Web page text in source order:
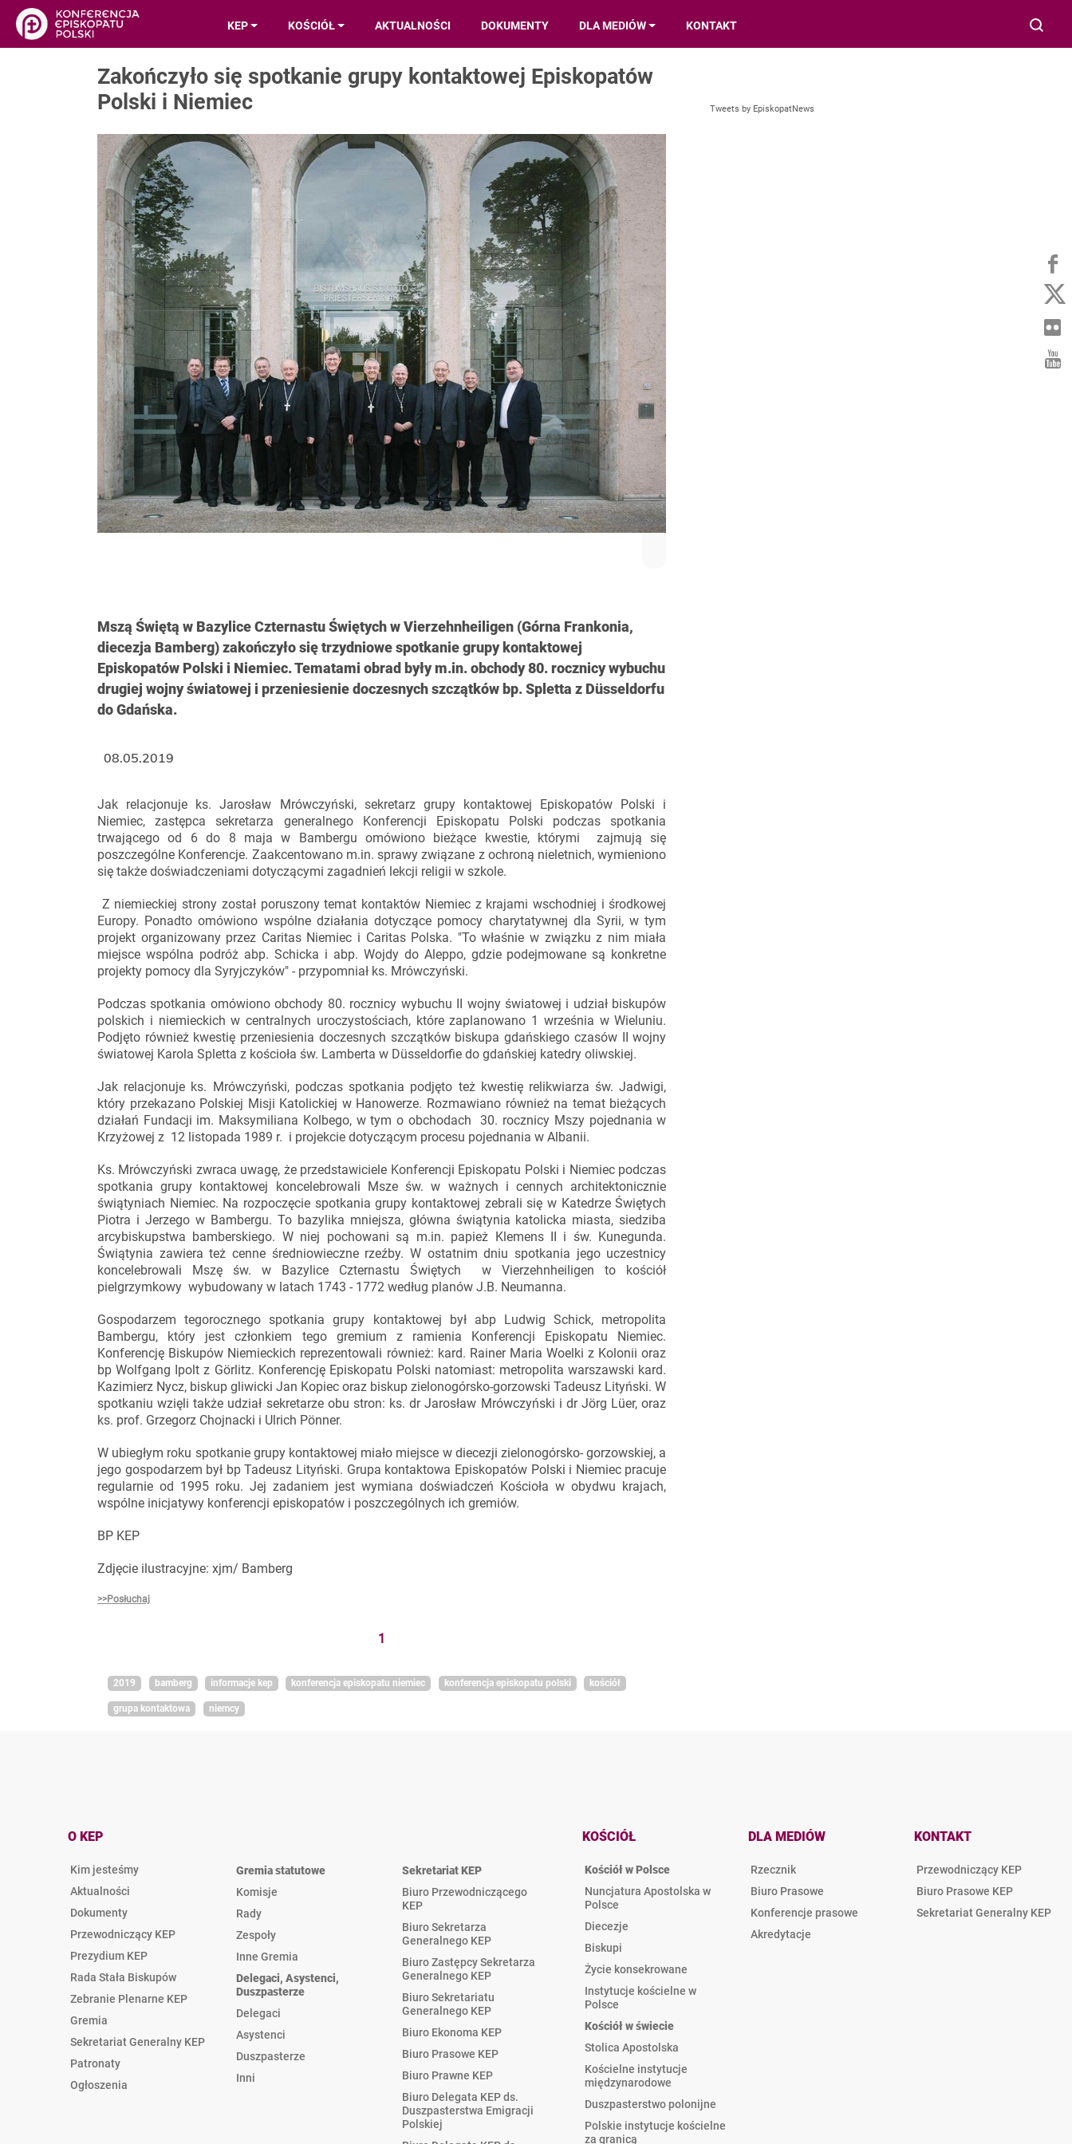
KEP KOŚCIÓŁ AKTUALNOŚCI DOKUMENTY DLA MEDIÓW KONTAKT
Zakończyło się spotkanie grupy kontaktowej Episkopatów
Polski i Niemiec
Mszą Świętą w Bazylice Czternastu Świętych w Vierzehnheiligen (Górna Frankonia,
diecezja Bamberg) zakończyło się trzydniowe spotkanie grupy kontaktowej
Episkopatów Polski i Niemiec. Tematami obrad były m.in. obchody 80. rocznicy wybuchu
drugiej wojny światowej i przeniesienie doczesnych szczątków bp. Spletta z Düsseldorfu
do Gdańska.
Jak relacjonuje ks. Jarosław Mrówczyński, sekretarz grupy kontaktowej Episkopatów Polski i
Niemiec, zastępca sekretarza generalnego Konferencji Episkopatu Polski podczas spotkania
trwającego od 6 do 8 maja w Bambergu omówiono bieżące kwestie, którymi zajmują się
poszczególne Konferencje. Zaakcentowano m.in. sprawy związane z ochroną nieletnich, wymieniono
się także doświadczeniami dotyczącymi zagadnień lekcji religii w szkole.
Z niemieckiej strony został poruszony temat kontaktów Niemiec z krajami wschodniej i środkowej
Europy. Ponadto omówiono wspólne działania dotyczące pomocy charytatywnej dla Syrii, w tym
projekt organizowany przez Caritas Niemiec i Caritas Polska. "To właśnie w związku z nim miała
miejsce wspólna podróż abp. Schicka i abp. Wojdy do Aleppo, gdzie podejmowane są konkretne
projekty pomocy dla Syryjczyków" - przypomniał ks. Mrówczyński.
Podczas spotkania omówiono obchody 80. rocznicy wybuchu II wojny światowej i udział biskupów
polskich i niemieckich w centralnych uroczystościach, które zaplanowano 1 września w Wieluniu.
Podjęto również kwestię przeniesienia doczesnych szczątków biskupa gdańskiego czasów II wojny
światowej Karola Spletta z kościoła św. Lamberta w Düsseldorfie do gdańskiej katedry oliwskiej.
Jak relacjonuje ks. Mrówczyński, podczas spotkania podjęto też kwestię relikwiarza św. Jadwigi,
który przekazano Polskiej Misji Katolickiej w Hanowerze. Rozmawiano również na temat bieżących
działań Fundacji im. Maksymiliana Kolbego, w tym o obchodach 30. rocznicy Mszy pojednania w
Krzyżowej z 12 listopada 1989 r. i projekcie dotyczącym procesu pojednania w Albanii.
Ks. Mrówczyński zwraca uwagę, że przedstawiciele Konferencji Episkopatu Polski i Niemiec podczas
spotkania grupy kontaktowej koncelebrowali Msze św. w ważnych i cennych architektonicznie
świątyniach Niemiec. Na rozpoczęcie spotkania grupy kontaktowej zebrali się w Katedrze Świętych
Piotra i Jerzego w Bambergu. To bazylika mniejsza, główna świątynia katolicka miasta, siedziba
arcybiskupstwa bamberskiego. W niej pochowani są m.in. papież Klemens II i św. Kunegunda.
Świątynia zawiera też cenne średniowieczne rzeźby. W ostatnim dniu spotkania jego uczestnicy
koncelebrowali Mszę św. w Bazylice Czternastu Świętych w Vierzehnheiligen to kościół
pielgrzymkowy wybudowany w latach 1743 - 1772 według planów J.B. Neumanna.
Gospodarzem tegorocznego spotkania grupy kontaktowej był abp Ludwig Schick, metropolita
Bambergu, który jest członkiem tego gremium z ramienia Konferencji Episkopatu Niemiec.
Konferencję Biskupów Niemieckich reprezentowali również: kard. Rainer Maria Woelki z Kolonii oraz
bp Wolfgang Ipolt z Görlitz. Konferencję Episkopatu Polski natomiast: metropolita warszawski kard.
Kazimierz Nycz, biskup gliwicki Jan Kopiec oraz biskup zielonogórsko-gorzowski Tadeusz Lityński. W
spotkaniu wzięli także udział sekretarze obu stron: ks. dr Jarosław Mrówczyński i dr Jörg Lüer, oraz
ks. prof. Grzegorz Chojnacki i Ulrich Pönner.
W ubiegłym roku spotkanie grupy kontaktowej miało miejsce w diecezji zielonogórsko- gorzowskiej, a
jego gospodarzem był bp Tadeusz Lityński. Grupa kontaktowa Episkopatów Polski i Niemiec pracuje
regularnie od 1995 roku. Jej zadaniem jest wymiana doświadczeń Kościoła w obydwu krajach,
wspólne inicjatywy konferencji episkopatów i poszczególnych ich gremiów.
BP KEP
Zdjęcie ilustracyjne: xjm/ Bamberg
>>Posłuchaj
1
08.05.2019
2019 bamberg informacje kep konferencja episkopatu niemiec konferencja episkopatu polski kościół
grupa kontaktowa niemcy
Tweets by EpiskopatNews
O KEP
Kim jesteśmy
Aktualności
Dokumenty
Przewodniczący KEP
Prezydium KEP
Rada Stała Biskupów
Zebranie Plenarne KEP
Gremia
Sekretariat Generalny KEP
Patronaty
Ogłoszenia
Gremia statutowe
Komisje
Rady
Zespoły
Inne Gremia
Delegaci, Asystenci,
Duszpasterze
Delegaci
Asystenci
Duszpasterze
Inni
Sekretariat KEP
Biuro Przewodniczącego
KEP
Biuro Sekretarza
Generalnego KEP
Biuro Zastępcy Sekretarza
Generalnego KEP
Biuro Sekretariatu
Generalnego KEP
Biuro Ekonoma KEP
Biuro Prasowe KEP
Biuro Prawne KEP
Biuro Delegata KEP ds.
Duszpasterstwa Emigracji
Polskiej
KOŚCIÓŁ
Kościół w Polsce
Nuncjatura Apostolska w
Polsce
Diecezje
Biskupi
Życie konsekrowane
Instytucje kościelne w
Polsce
Kościół w świecie
Stolica Apostolska
Kościelne instytucje
międzynarodowe
Duszpasterstwo polonijne
Polskie instytucje kościelne
za granicą
DLA MEDIÓW
Rzecznik
Biuro Prasowe
Konferencje prasowe
Akredytacje
KONTAKT
Przewodniczący KEP
Biuro Prasowe KEP
Sekretariat Generalny KEP